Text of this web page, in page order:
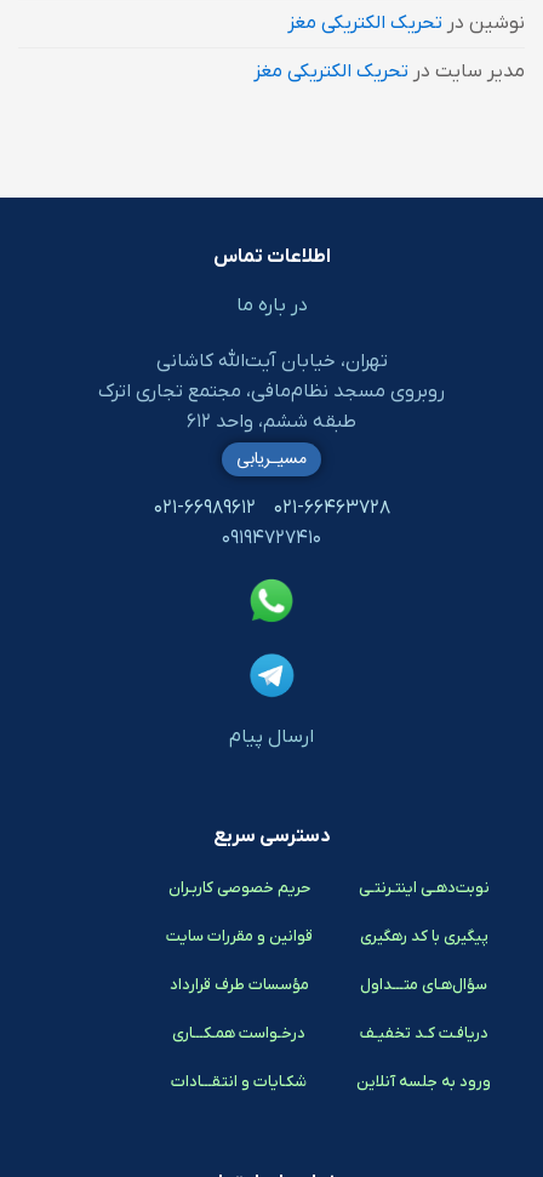
نوشین در تحریک الکتریکی مغز
مدیر سایت در تحریک الکتریکی مغز
اطلاعات تماس
در باره ما
تهران، خیابان آیت‌الله کاشانی
روبروی مسجد نظام‌مافی، مجتمع تجاری اترک
طبقه ششم، واحد ۶۱۲
۰۲۱-۶۶۴۶۳۷۲۸
۰۲۱-۶۶۹۸۹۶۱۲
۰۹۱۹۴۷۲۷۴۱۰
ارسال پیام
مسیـریابی
دسترسی سریع
نوبت‌دهـی اینتـرنتـی
پیگیری با کد رهگیری
سؤال‌هـای متـــداول
دریافـت کـد تخفیـف
ورود به جلسه آنلاین
حریم خصوصی کاربـران
قوانین و مقررات سایت
مؤسسات طرف قرارداد
درخـواست همـکـــاری
شکـایات و انتقـــادات